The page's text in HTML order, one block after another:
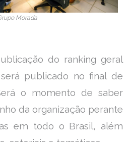
Morada
do ranking geral
publicado no final de
o momento de saber
da organização perante
em todo o Brasil, além